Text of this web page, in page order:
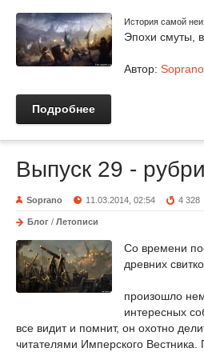
История самой
Эпохи смуты,
Автор: Soprano
Подробнее
Выпуск 29 -
Soprano 11.03.2014, 02:54 4 328
Блог / Летописи
Со времени
древних
произошло
интересных
все видит и помнит, он охотно
читателями Имперского